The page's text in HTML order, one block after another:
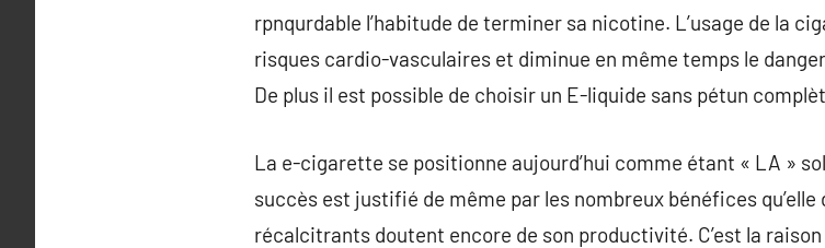
rpnqurdable l’habitude de terminer sa nicotine. L’usage de la
risques cardio-vasculaires et diminue en même temps le
De plus il est possible de choisir un E-liquide sans pétun
La e-cigarette se positionne aujourd’hui comme étant « LA »
succès est justifié de même par les nombreux bénéfices
récalcitrants doutent encore de son productivité. C’est la